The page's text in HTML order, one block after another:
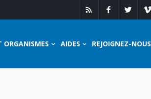
ORGANISMES AIDES REJOIGNEZ-NOUS